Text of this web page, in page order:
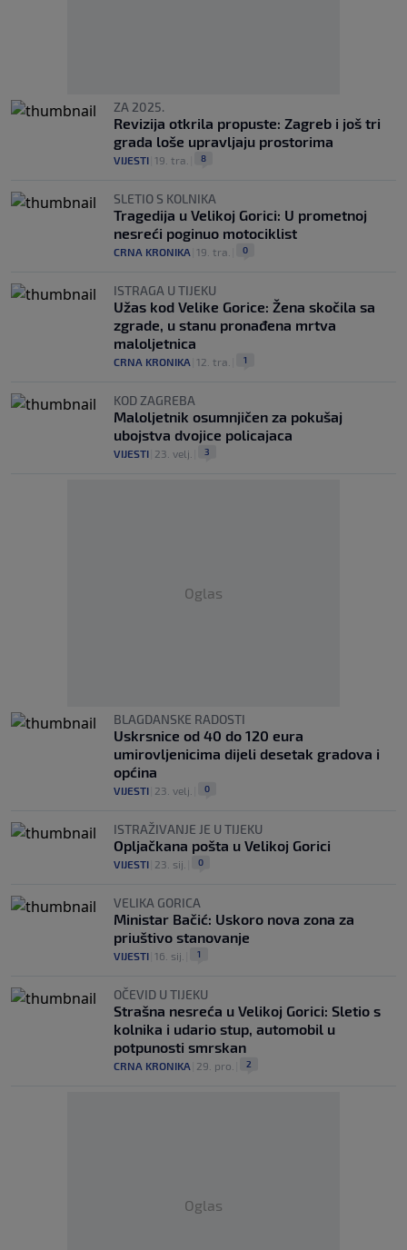
ZA 2025.
Revizija otkrila propuste: Zagreb i još tri
grada loše upravljaju prostorima
VIJESTI 19. tra. 8
SLETIO S KOLNIKA
Tragedija u Velikoj Gorici: U prometnoj
nesreći poginuo motociklist
CRNA KRONIKA 19. tra. 0
ISTRAGA U TIJEKU
Užas kod Velike Gorice: Žena skočila sa
zgrade, u stanu pronađena mrtva
maloljetnica
CRNA KRONIKA 12. tra. 1
KOD ZAGREBA
Maloljetnik osumnjičen za pokušaj
ubojstva dvojice policajaca
VIJESTI 23. velj. 3
Oglas
BLAGDANSKE RADOSTI
Uskrsnice od 40 do 120 eura
umirovljenicima dijeli desetak gradova i
općina
VIJESTI 23. velj. 0
ISTRAŽIVANJE JE U TIJEKU
Opljačkana pošta u Velikoj Gorici
VIJESTI 23. sij. 0
VELIKA GORICA
Ministar Bačić: Uskoro nova zona za
priuštivo stanovanje
VIJESTI 16. sij. 1
OČEVID U TIJEKU
Strašna nesreća u Velikoj Gorici: Sletio s
kolnika i udario stup, automobil u
potpunosti smrskan
CRNA KRONIKA 29. pro. 2
Oglas